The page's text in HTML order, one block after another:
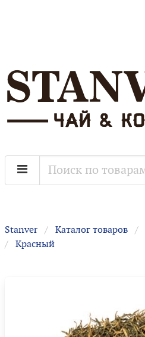
Stanver Каталог товаров
Красный